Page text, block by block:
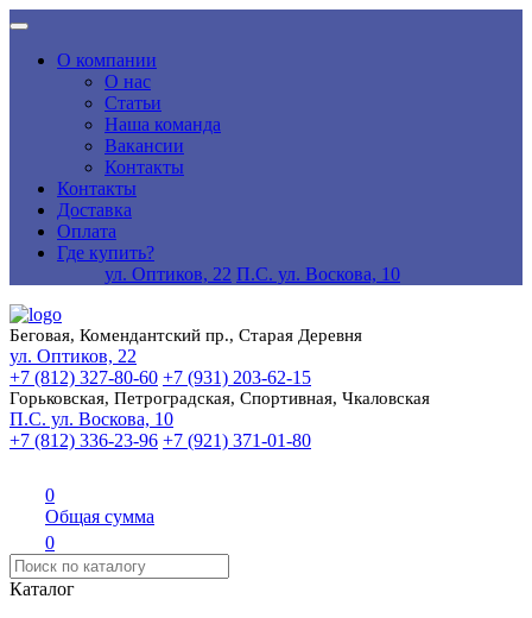
О компании
О нас
Статьи
Наша команда
Вакансии
Контакты
Контакты
Доставка
Оплата
Где купить?
ул. Оптиков, 22 П.С. ул. Воскова, 10
Беговая, Комендантский пр., Старая Деревня
ул. Оптиков, 22
+7 (812) 327-80-60 +7 (931) 203-62-15
Горьковская, Петроградская, Спортивная, Чкаловская
П.С. ул. Воскова, 10
+7 (812) 336-23-96 +7 (921) 371-01-80
0
Общая сумма
0
Каталог